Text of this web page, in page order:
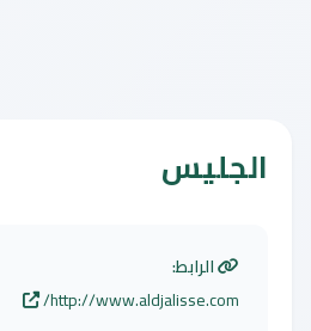
الجليس
الرابط:
http://www.aldjalisse.com/